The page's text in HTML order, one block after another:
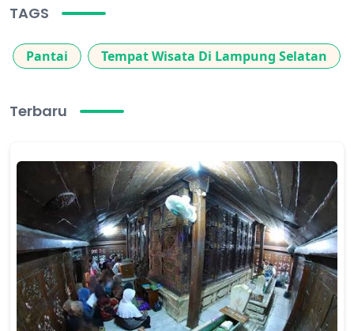
TAGS
Pantai Tempat Wisata Di Lampung Selatan
Terbaru